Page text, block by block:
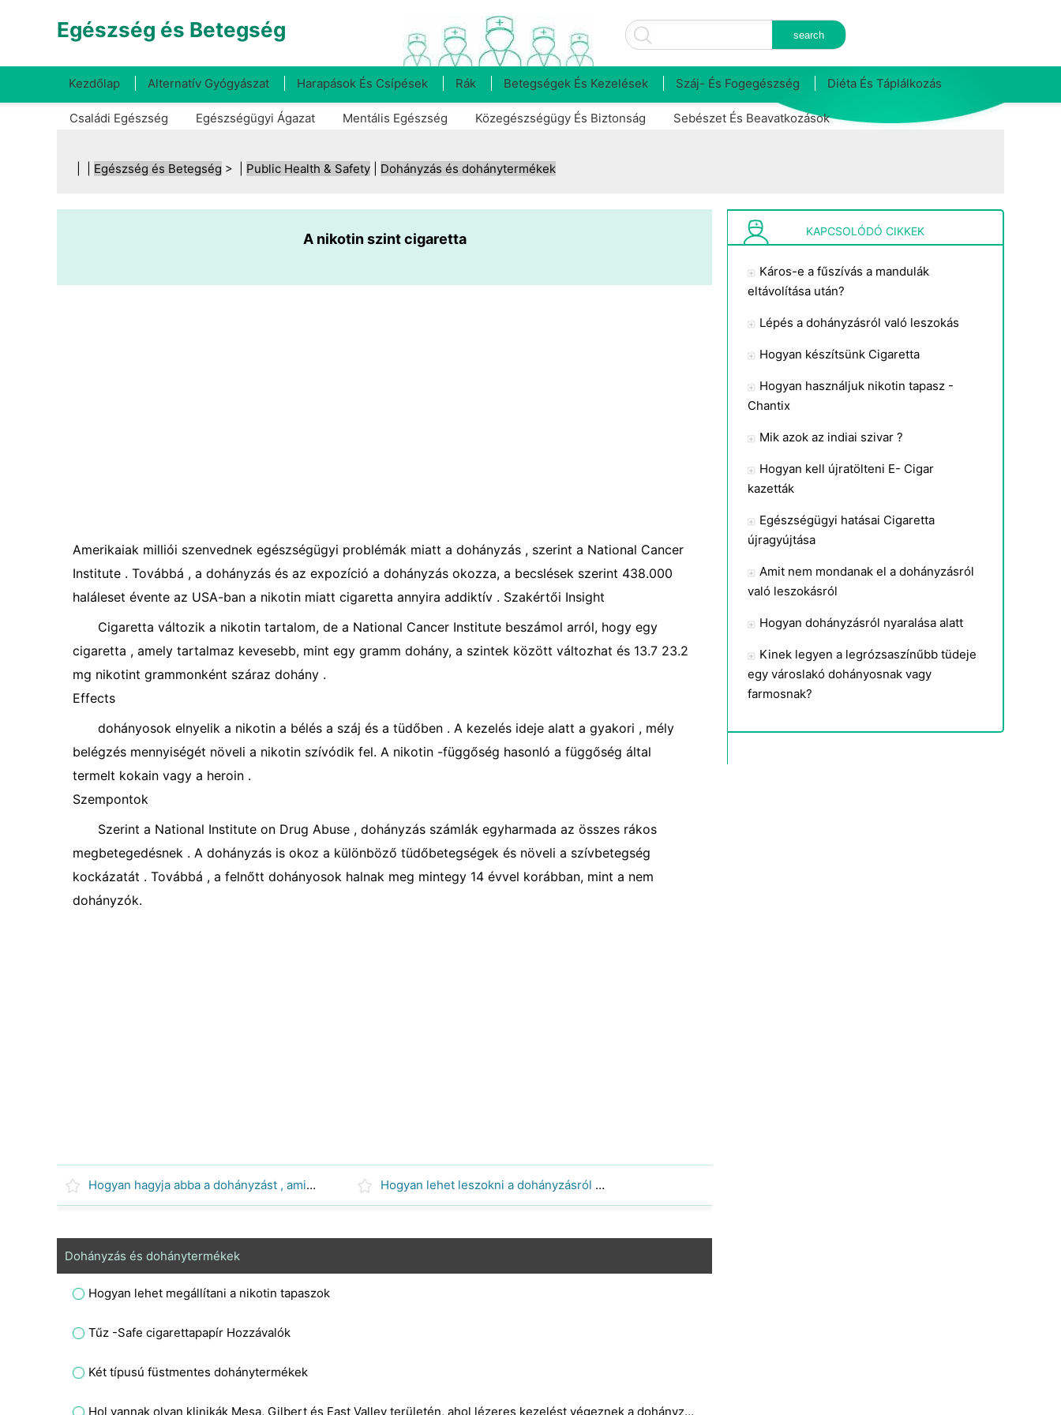
Egészség és Betegség
Kezdőlap Alternatív Gyógyászat Harapások És Csípések Rák Betegségek És Kezelések Száj- És Fogegészség Diéta És Táplálkozás
Családi Egészség Egészségügyi Ágazat Mentális Egészség Közegészségügy És Biztonság Sebészet És Beavatkozások
Egészség és Betegség > | Public Health & Safety Dohányzás és dohánytermékek
A nikotin szint cigaretta
Amerikaiak milliói szenvednek egészségügyi problémák miatt a dohányzás , szerint a National Cancer
Institute . Továbbá , a dohányzás és az expozíció a dohányzás okozza, a becslések szerint 438.000
haláleset évente az USA-ban a nikotin miatt cigaretta annyira addiktív . Szakértői Insight
Cigaretta változik a nikotin tartalom, de a National Cancer Institute beszámol arról, hogy egy
cigaretta , amely tartalmaz kevesebb, mint egy gramm dohány, a szintek között változhat és 13.7 23.2
mg nikotint grammonként száraz dohány .
Effects
dohányosok elnyelik a nikotin a bélés a száj és a tüdőben . A kezelés ideje alatt a gyakori , mély
belégzés mennyiségét növeli a nikotin szívódik fel. A nikotin -függőség hasonló a függőség által
termelt kokain vagy a heroin .
Szempontok
Szerint a National Institute on Drug Abuse , dohányzás számlák egyharmada az összes rákos
megbetegedésnek . A dohányzás is okoz a különböző tüdőbetegségek és növeli a szívbetegség
kockázatát . Továbbá , a felnőtt dohányosok halnak meg mintegy 14 évvel korábban, mint a nem
dohányzók.
Hogyan hagyja abba a dohányzást , amikor iszik Hogyan lehet leszokni a dohányzásról egészségesebb Hair &Skin
Dohányzás és dohánytermékek
Hogyan lehet megállítani a nikotin tapaszok
Tűz -Safe cigarettapapír Hozzávalók
Két típusú füstmentes dohánytermékek
Hol vannak olyan klinikák Mesa, Gilbert és East Valley területén, ahol lézeres kezelést végeznek a dohányzás abbahagyása érdekében?
KAPCSOLÓDÓ CIKKEK
Káros-e a fűszívás a mandulák
eltávolítása után?
Lépés a dohányzásról való leszokás
Hogyan készítsünk Cigaretta
Hogyan használjuk nikotin tapasz -
Chantix
Mik azok az indiai szivar ?
Hogyan kell újratölteni E- Cigar
kazetták
Egészségügyi hatásai Cigaretta
újragyújtása
Amit nem mondanak el a dohányzásról
való leszokásról
Hogyan dohányzásról nyaralása alatt
Kinek legyen a legrózsaszínűbb tüdeje
egy városlakó dohányosnak vagy
farmosnak?